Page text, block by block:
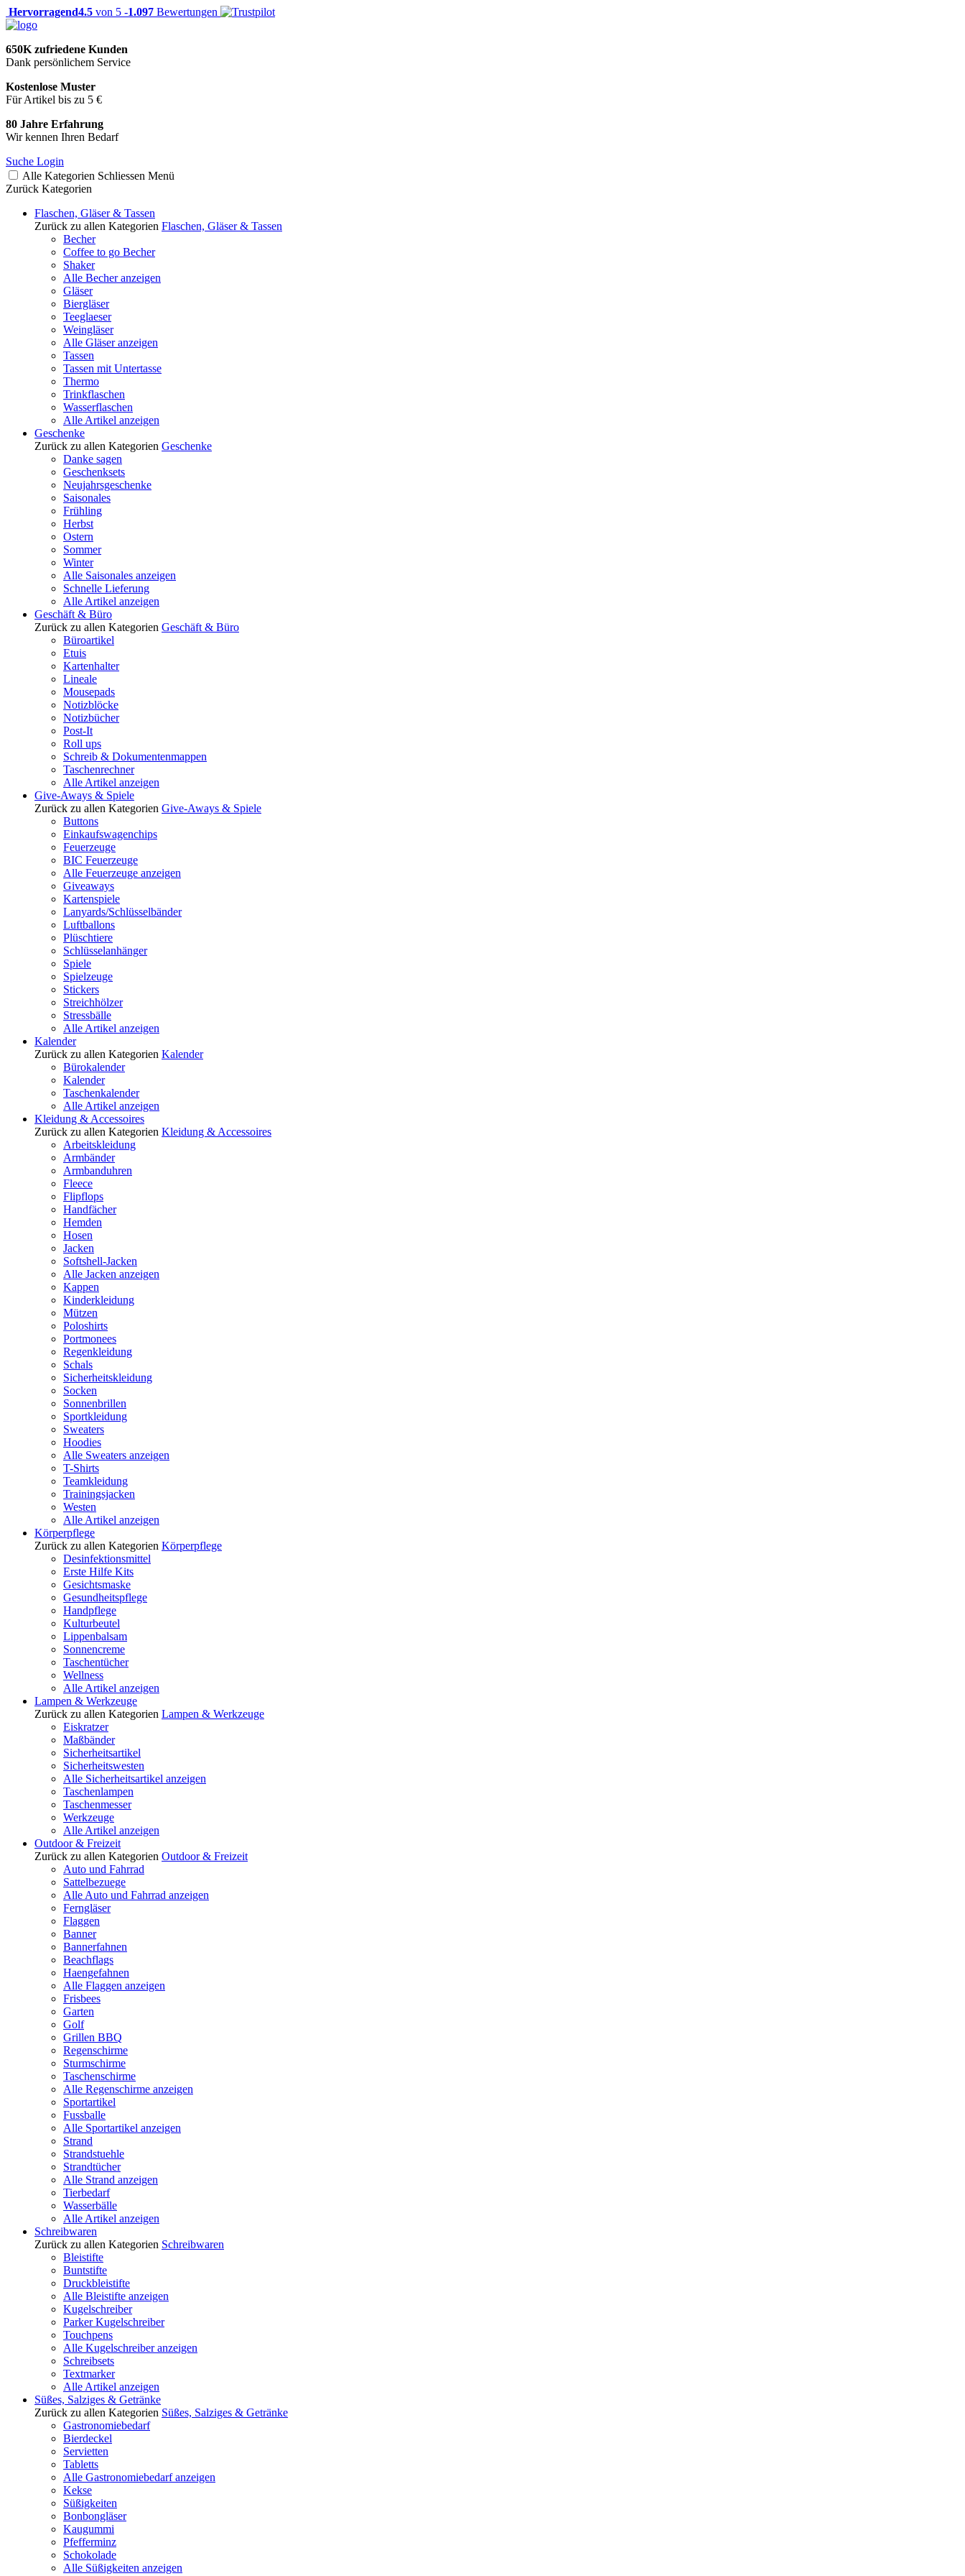
Hervorragend4.5 von 5 -1.097 Bewertungen
650K zufriedene Kunden
Dank persönlichem Service
Kostenlose Muster
Für Artikel bis zu 5 €
80 Jahre Erfahrung
Wir kennen Ihren Bedarf
Suche Login
Alle Kategorien Schliessen Menü
Zurück Kategorien
Flaschen, Gläser & Tassen
Zurück zu allen Kategorien Flaschen, Gläser & Tassen
Becher
Coffee to go Becher
Shaker
Alle Becher anzeigen
Gläser
Biergläser
Teeglaeser
Weingläser
Alle Gläser anzeigen
Tassen
Tassen mit Untertasse
Thermo
Trinkflaschen
Wasserflaschen
Alle Artikel anzeigen
Geschenke
Zurück zu allen Kategorien Geschenke
Danke sagen
Geschenksets
Neujahrsgeschenke
Saisonales
Frühling
Herbst
Ostern
Sommer
Winter
Alle Saisonales anzeigen
Schnelle Lieferung
Alle Artikel anzeigen
Geschäft & Büro
Zurück zu allen Kategorien Geschäft & Büro
Büroartikel
Etuis
Kartenhalter
Lineale
Mousepads
Notizblöcke
Notizbücher
Post-It
Roll ups
Schreib & Dokumentenmappen
Taschenrechner
Alle Artikel anzeigen
Give-Aways & Spiele
Zurück zu allen Kategorien Give-Aways & Spiele
Buttons
Einkaufswagenchips
Feuerzeuge
BIC Feuerzeuge
Alle Feuerzeuge anzeigen
Giveaways
Kartenspiele
Lanyards/Schlüsselbänder
Luftballons
Plüschtiere
Schlüsselanhänger
Spiele
Spielzeuge
Stickers
Streichhölzer
Stressbälle
Alle Artikel anzeigen
Kalender
Zurück zu allen Kategorien Kalender
Bürokalender
Kalender
Taschenkalender
Alle Artikel anzeigen
Kleidung & Accessoires
Zurück zu allen Kategorien Kleidung & Accessoires
Arbeitskleidung
Armbänder
Armbanduhren
Fleece
Flipflops
Handfächer
Hemden
Hosen
Jacken
Softshell-Jacken
Alle Jacken anzeigen
Kappen
Kinderkleidung
Mützen
Poloshirts
Portmonees
Regenkleidung
Schals
Sicherheitskleidung
Socken
Sonnenbrillen
Sportkleidung
Sweaters
Hoodies
Alle Sweaters anzeigen
T-Shirts
Teamkleidung
Trainingsjacken
Westen
Alle Artikel anzeigen
Körperpflege
Zurück zu allen Kategorien Körperpflege
Desinfektionsmittel
Erste Hilfe Kits
Gesichtsmaske
Gesundheitspflege
Handpflege
Kulturbeutel
Lippenbalsam
Sonnencreme
Taschentücher
Wellness
Alle Artikel anzeigen
Lampen & Werkzeuge
Zurück zu allen Kategorien Lampen & Werkzeuge
Eiskratzer
Maßbänder
Sicherheitsartikel
Sicherheitswesten
Alle Sicherheitsartikel anzeigen
Taschenlampen
Taschenmesser
Werkzeuge
Alle Artikel anzeigen
Outdoor & Freizeit
Zurück zu allen Kategorien Outdoor & Freizeit
Auto und Fahrrad
Sattelbezuege
Alle Auto und Fahrrad anzeigen
Ferngläser
Flaggen
Banner
Bannerfahnen
Beachflags
Haengefahnen
Alle Flaggen anzeigen
Frisbees
Garten
Golf
Grillen BBQ
Regenschirme
Sturmschirme
Taschenschirme
Alle Regenschirme anzeigen
Sportartikel
Fussballe
Alle Sportartikel anzeigen
Strand
Strandstuehle
Strandtücher
Alle Strand anzeigen
Tierbedarf
Wasserbälle
Alle Artikel anzeigen
Schreibwaren
Zurück zu allen Kategorien Schreibwaren
Bleistifte
Buntstifte
Druckbleistifte
Alle Bleistifte anzeigen
Kugelschreiber
Parker Kugelschreiber
Touchpens
Alle Kugelschreiber anzeigen
Schreibsets
Textmarker
Alle Artikel anzeigen
Süßes, Salziges & Getränke
Zurück zu allen Kategorien Süßes, Salziges & Getränke
Gastronomiebedarf
Bierdeckel
Servietten
Tabletts
Alle Gastronomiebedarf anzeigen
Kekse
Süßigkeiten
Bonbongläser
Kaugummi
Pfefferminz
Schokolade
Alle Süßigkeiten anzeigen